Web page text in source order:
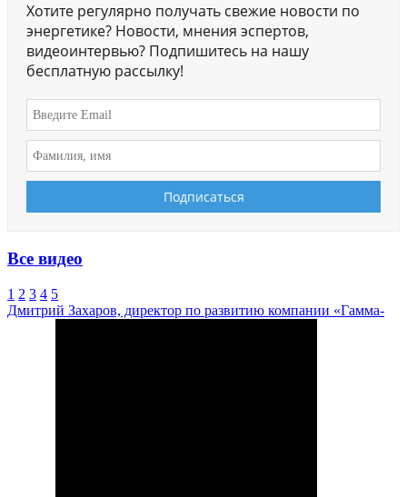
Хотите регулярно получать свежие новости по
энергетике? Новости, мнения эспертов,
видеоинтервью? Подпишитесь на нашу
бесплатную рассылку!
Все видео
1 2 3 4 5
Дмитрий Захаров, директор по развитию компании «Гамма-